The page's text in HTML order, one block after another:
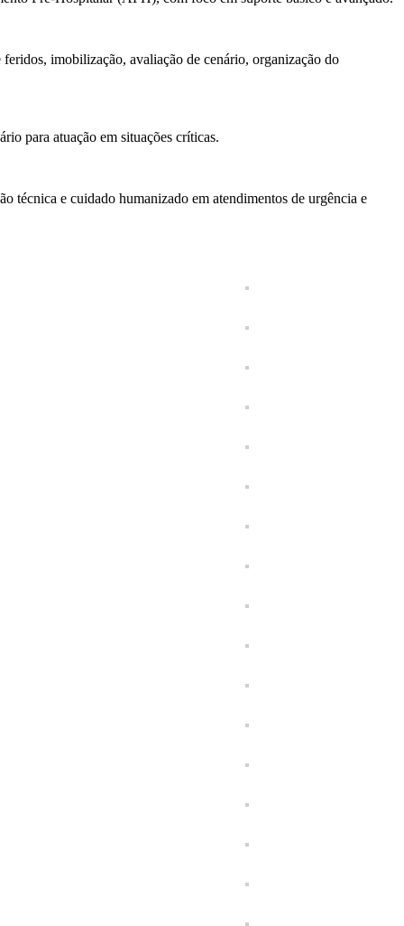
imobilização, avaliação de cenário, organização do
para atuação em situações críticas.
técnica e cuidado humanizado em atendimentos de urgência e